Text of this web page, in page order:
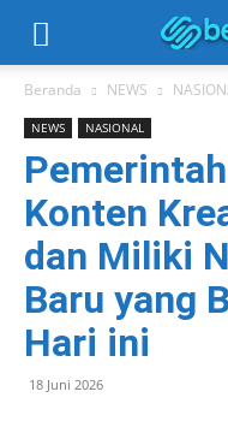
Beranda NEWS
NEWS NASIONAL
Konten
dan Miliki
Baru yang
Hari ini
18 Juni 2026